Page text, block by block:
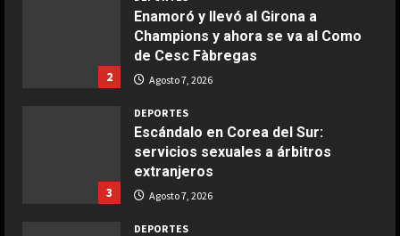
COCINA
Ensalada de espinacas deliciosa
COCINA
Boquerones fritos en freidora de
aire
2
Enamoró y llevó al Girona a
Champions y ahora se va al Como
de Cesc Fàbregas
Agosto 7, 2026
3
DEPORTES
Escándalo en Corea del Sur:
servicios sexuales a árbitros
extranjeros
Agosto 7, 2026
DEPORTES